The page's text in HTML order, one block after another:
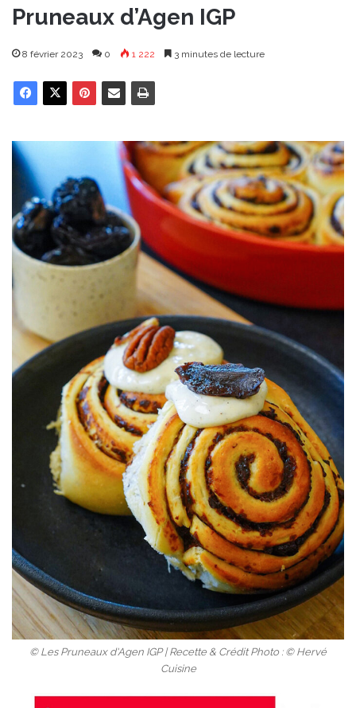
Pruneaux d’Agen IGP
8 février 2023 0 1 222 3 minutes de lecture
© Les Pruneaux d'Agen IGP | Recette & Crédit Photo : © Hervé
Cuisine